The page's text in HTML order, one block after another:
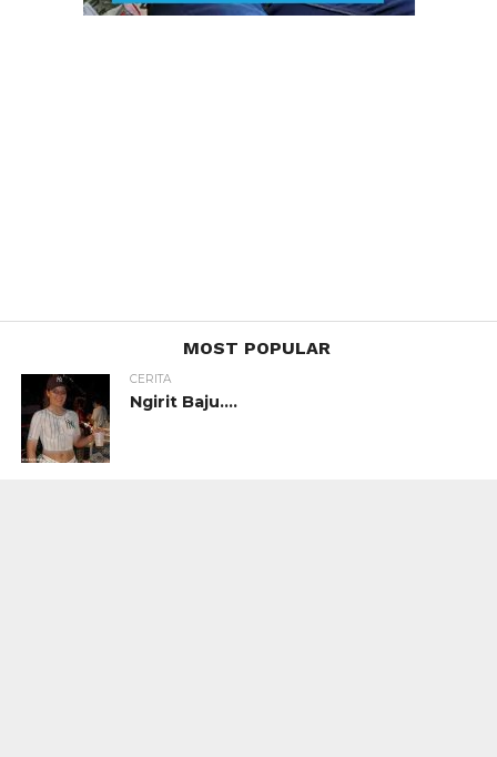
MOST POPULAR
CERITA
Ngirit Baju….